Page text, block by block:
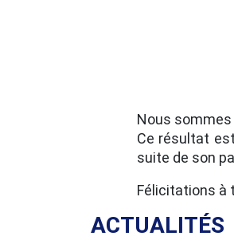
Nous sommes
Ce résultat
suite de son
Félicitations à
ACTUALITÉS